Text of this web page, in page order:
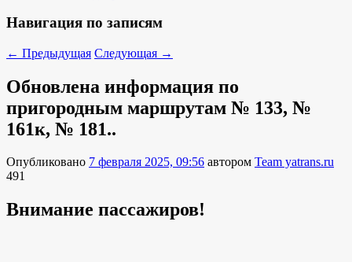
Навигация по записям
← Предыдущая Следующая →
Обновлена информация по
пригородным маршрутам № 133, №
161к, № 181..
Опубликовано 7 февраля 2025, 09:56 автором Team yatrans.ru
491
Внимание пассажиров!